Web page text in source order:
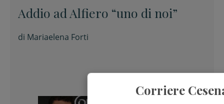
Addio ad Alfiero “uno di noi”
di Mariaelena Forti
Corriere